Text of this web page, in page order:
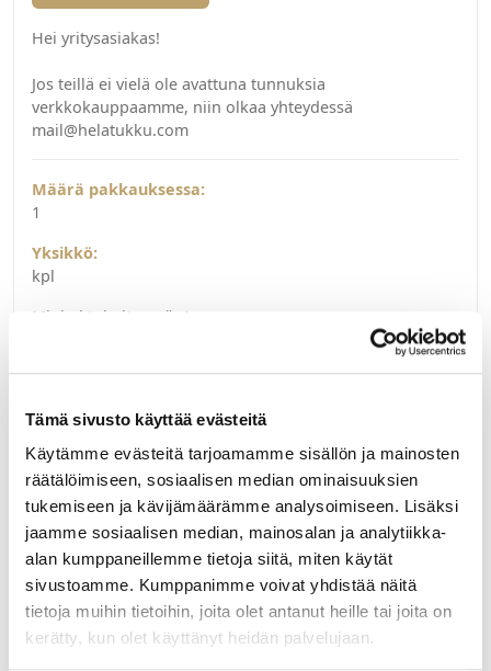
Tämä sivusto käyttää evästeitä
Käytämme evästeitä tarjoamamme sisällön ja mainosten
räätälöimiseen, sosiaalisen median ominaisuuksien
tukemiseen ja kävijämäärämme analysoimiseen. Lisäksi
jaamme sosiaalisen median, mainosalan ja analytiikka-
alan kumppaneillemme tietoja siitä, miten käytät
sivustoamme. Kumppanimme voivat yhdistää näitä
tietoja muihin tietoihin, joita olet antanut heille tai joita on
kerätty, kun olet käyttänyt heidän palvelujaan.
Hei yritysasiakas!
Jos teillä ei vielä ole avattuna tunnuksia
verkkokauppaamme, niin olkaa yhteydessä
mail@helatukku.com
Määrä pakkauksessa:
1
Yksikkö:
kpl
Minimi toimituserä:
1
Liittyvät tuotteet
91603001
Keittiövesilukko Smartloc 1-altainen 1½ SK
Prevex Smartloc 1-altainen keittiövesilukko 1½"
mutterikiinnityksellä. Smartloc on edistyksellisellä